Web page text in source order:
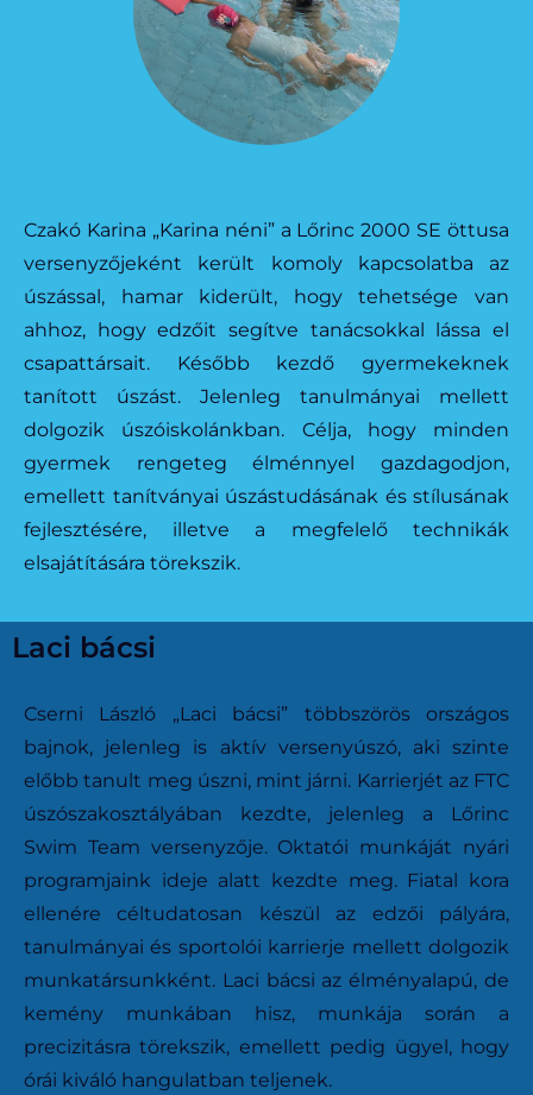
Czakó Karina „Karina néni” a Lőrinc 2000 SE öttusa
versenyzőjeként került komoly kapcsolatba az
úszással, hamar kiderült, hogy tehetsége van
ahhoz, hogy edzőit segítve tanácsokkal lássa el
csapattársait. Később kezdő gyermekeknek
tanított úszást. Jelenleg tanulmányai mellett
dolgozik úszóiskolánkban. Célja, hogy minden
gyermek rengeteg élménnyel gazdagodjon,
emellett tanítványai úszástudásának és stílusának
fejlesztésére, illetve a megfelelő technikák
elsajátítására törekszik.
Laci bácsi
Cserni László „Laci bácsi” többszörös országos
bajnok, jelenleg is aktív versenyúszó, aki szinte
előbb tanult meg úszni, mint járni. Karrierjét az FTC
úszószakosztályában kezdte, jelenleg a Lőrinc
Swim Team versenyzője. Oktatói munkáját nyári
programjaink ideje alatt kezdte meg. Fiatal kora
ellenére céltudatosan készül az edzői pályára,
tanulmányai és sportolói karrierje mellett dolgozik
munkatársunkként. Laci bácsi az élményalapú, de
kemény munkában hisz, munkája során a
precizitásra törekszik, emellett pedig ügyel, hogy
órái kiváló hangulatban teljenek.